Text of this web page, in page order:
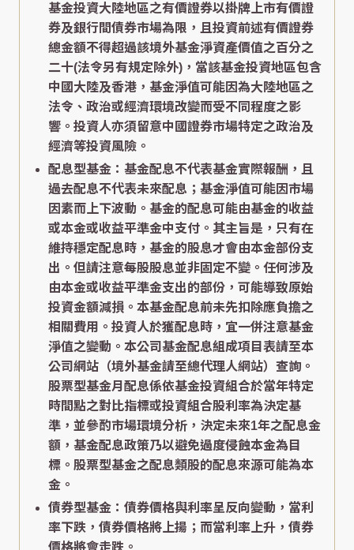
基金投資大陸地區之有價證券以掛牌上市有價證
券及銀行間債券市場為限，且投資前述有價證券
總金額不得超過該境外基金淨資產價值之百分之
二十(法令另有規定除外)，當該基金投資地區包含
中國大陸及香港，基金淨值可能因為大陸地區之
法令、政治或經濟環境改變而受不同程度之影
響。投資人亦須留意中國證券市場特定之政治及
經濟等投資風險。
配息型基金：基金配息不代表基金實際報酬，且
過去配息不代表未來配息；基金淨值可能因市場
因素而上下波動。基金的配息可能由基金的收益
或本金或收益平準金中支付。其主旨是，只有在
維持穩定配息時，基金的股息才會由本金部份支
出。但請注意每股股息並非固定不變。任何涉及
由本金或收益平準金支出的部份，可能導致原始
投資金額減損。本基金配息前未先扣除應負擔之
相關費用。投資人於獲配息時，宜一併注意基金
淨值之變動。本公司基金配息組成項目表請至本
公司網站（境外基金請至總代理人網站）查詢。
股票型基金月配息係依基金投資組合於當年特定
時間點之對比指標或投資組合股利率為決定基
準，並參酌市場環境分析，決定未來1年之配息金
額，基金配息政策乃以避免過度侵蝕本金為目
標。股票型基金之配息類股的配息來源可能為本
金。
債券型基金：債券價格與利率呈反向變動，當利
率下跌，債券價格將上揚；而當利率上升，債券